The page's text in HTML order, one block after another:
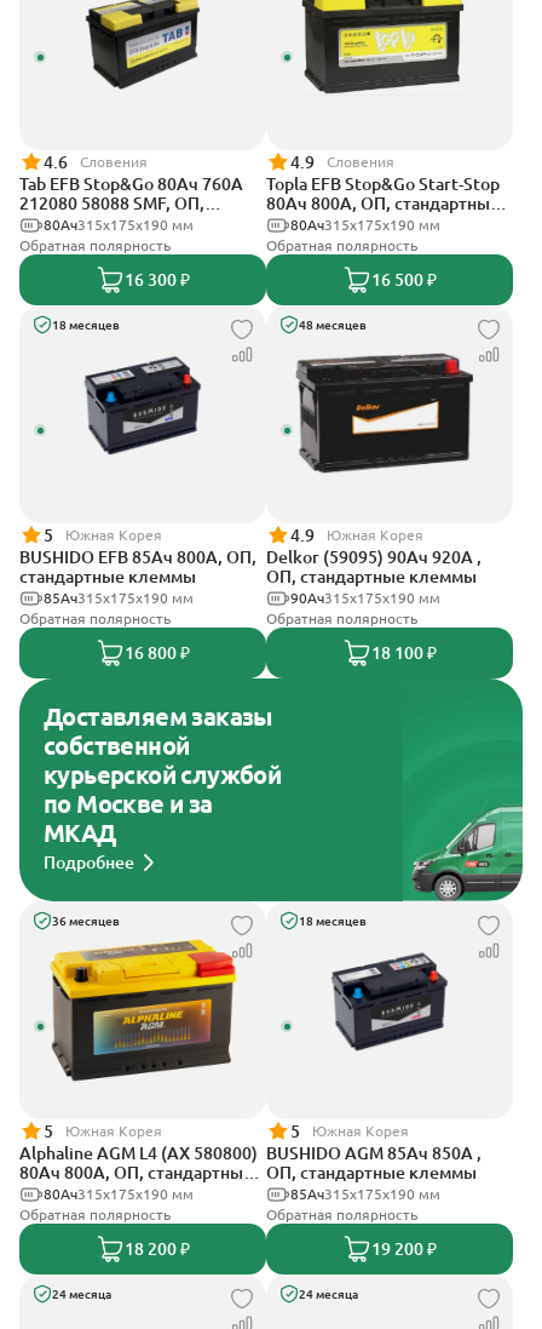
4.6 Словения
Tab EFB Stop&Go 80Ач 760А
212080 58088 SMF, ОП,
стандартные клеммы
315x175x190 мм
80Ач
Обратная полярность
16 300 ₽
4.9 Словения
Topla EFB Stop&Go Start-Stop
80Ач 800А, ОП, стандартные
клеммы315x175x190 мм
80Ач
Обратная полярность
16 500 ₽
18 месяцев
5 Южная Корея
BUSHIDO EFB 85Ач 800А, ОП,
стандартные клеммы
315x175x190 мм
85Ач
Обратная полярность
16 800 ₽
48 месяцев
4.9 Южная Корея
Delkor (59095) 90Ач 920А ,
ОП, стандартные клеммы
315x175x190 мм
90Ач
Обратная полярность
18 100 ₽
Доставляем заказы
собственной
курьерской службой
по Москве и за
МКАД
Подробнее
36 месяцев
5 Южная Корея
Alphaline AGM L4 (AX 580800)
80Ач 800А, ОП, стандартные
клеммы315х175х190 мм
80Ач
Обратная полярность
18 200 ₽
18 месяцев
5 Южная Корея
BUSHIDO AGM 85Ач 850А ,
ОП, стандартные клеммы
315x175x190 мм
85Ач
Обратная полярность
19 200 ₽
24 месяца 24 месяца